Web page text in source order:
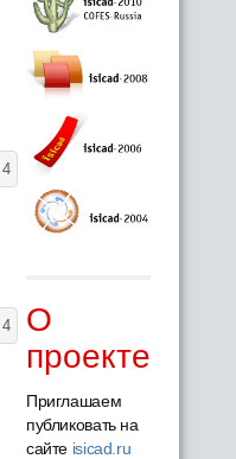
4
4
О
проекте
Приглашаем
публиковать на
сайте isicad.ru